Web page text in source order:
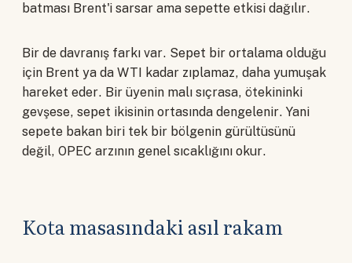
batması Brent'i sarsar ama sepette etkisi dağılır.
Bir de davranış farkı var. Sepet bir ortalama olduğu
için Brent ya da WTI kadar zıplamaz, daha yumuşak
hareket eder. Bir üyenin malı sıçrasa, ötekininki
gevşese, sepet ikisinin ortasında dengelenir. Yani
sepete bakan biri tek bir bölgenin gürültüsünü
değil, OPEC arzının genel sıcaklığını okur.
Kota masasındaki asıl rakam